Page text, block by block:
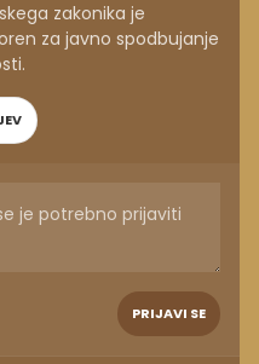
zakonika je
za javno spodbujanje
PRIJAVI SE